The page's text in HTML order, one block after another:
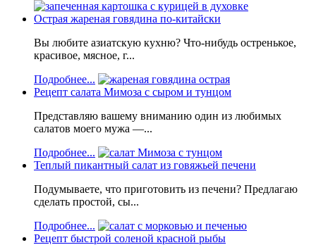
Острая жареная говядина по-китайски
Вы любите азиатскую кухню? Что-нибудь остренькое,
красивое, мясное, г...
Подробнее...
Рецепт салата Мимоза с сыром и тунцом
Представляю вашему вниманию один из любимых
салатов моего мужа —...
Подробнее...
Теплый пикантный салат из говяжьей печени
Подумываете, что приготовить из печени? Предлагаю
сделать простой, сы...
Подробнее...
Рецепт быстрой соленой красной рыбы